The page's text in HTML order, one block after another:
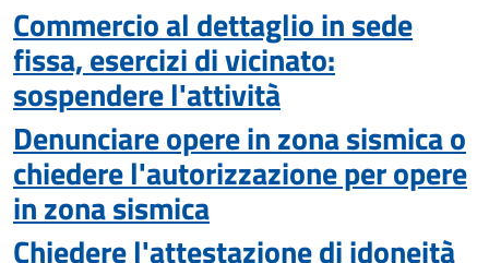
Commercio al dettaglio in sede
fissa, esercizi di vicinato:
sospendere l'attività
Denunciare opere in zona sismica o
chiedere l'autorizzazione per opere
in zona sismica
Chiedere l'attestazione di idoneità